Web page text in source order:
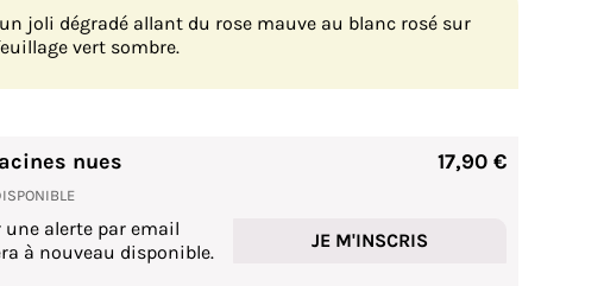
joli dégradé allant du rose mauve au blanc rosé sur
vert sombre.
nues 17,90 €
alerte par email
à nouveau disponible.
JE M'INSCRIS